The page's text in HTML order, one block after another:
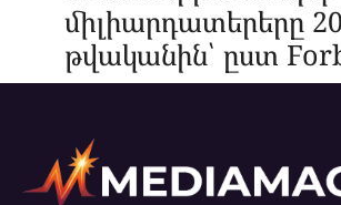
միլիարդատերերը
թվականին՝ ըստ